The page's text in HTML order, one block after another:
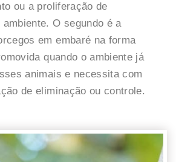
ou a proliferação de
O segundo é a
em embaré na forma
quando o ambiente já
animais e necessita com
de eliminação ou controle.